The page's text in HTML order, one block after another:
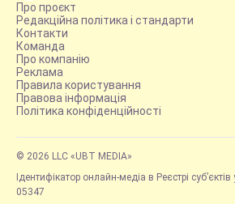
Про проєкт
Редакційна політика і стандарти
Контакти
Команда
Про компанію
Реклама
Правила користування
Правова інформація
Політика конфіденційності
© 2026 LLC «UBT MEDIA»
Ідентифікатор онлайн-медіа в Реєстрі
05347